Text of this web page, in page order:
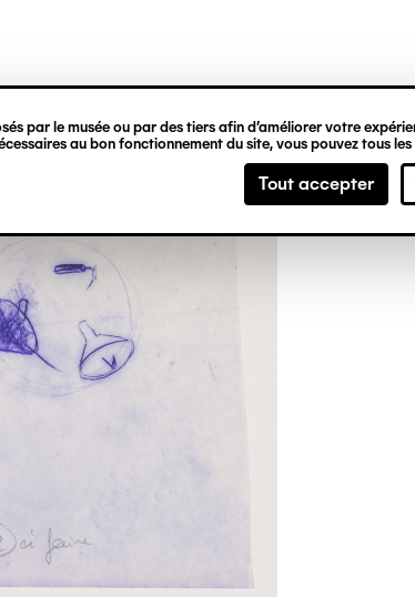
par le musée ou par des tiers afin d’améliorer votre
au bon fonctionnement du site, vous pouvez tous
Tout accepter